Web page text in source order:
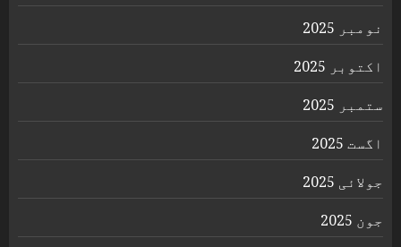
نومبر 2025
اکتوبر 2025
ستمبر 2025
اگست 2025
جولائی 2025
جون 2025